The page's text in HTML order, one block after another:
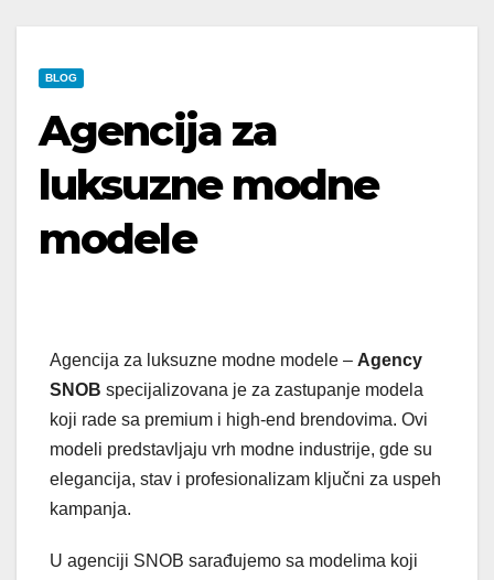
BLOG
Agencija za
luksuzne modne
modele
Agencija za luksuzne modne modele – Agency
SNOB specijalizovana je za zastupanje modela
koji rade sa premium i high-end brendovima. Ovi
modeli predstavljaju vrh modne industrije, gde su
elegancija, stav i profesionalizam ključni za uspeh
kampanja.
U agenciji SNOB sarađujemo sa modelima koji